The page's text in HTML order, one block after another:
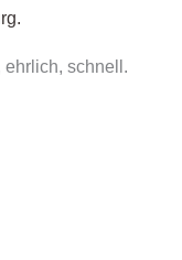
ehrlich, schnell.